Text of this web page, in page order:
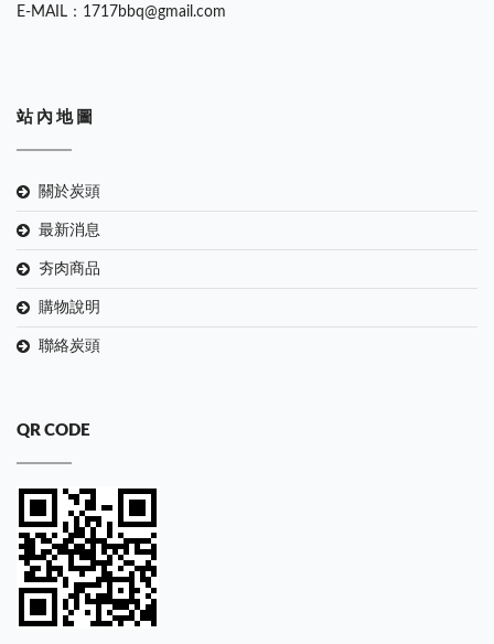
E-MAIL：1717bbq@gmail.com
站 內 地 圖
關於炭頭
最新消息
夯肉商品
購物說明
聯絡炭頭
QR CODE